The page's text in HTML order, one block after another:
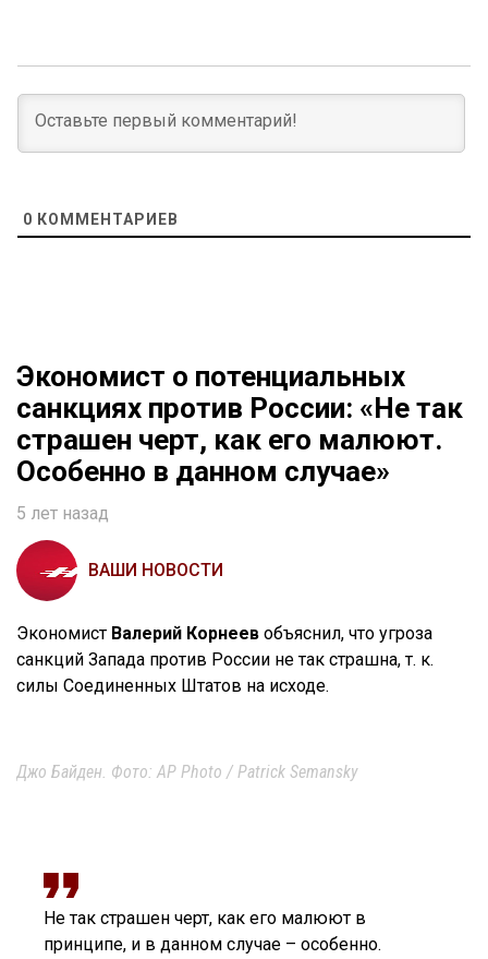
0 КОММЕНТАРИЕВ
Экономист о потенциальных
санкциях против России: «Не так
страшен черт, как его малюют.
Особенно в данном случае»
5 лет назад
ВАШИ НОВОСТИ
Экономист Валерий Корнеев объяснил, что угроза
санкций Запада против России не так страшна, т. к.
силы Соединенных Штатов на исходе.
Джо Байден. Фото: AP Photo / Patrick Semansky
Не так страшен черт, как его малюют в
принципе, и в данном случае – особенно.